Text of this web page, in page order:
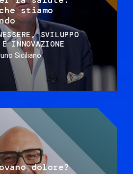
stiamo
SVILUPPO
E INNOVAZIONE
Siciliano
dolore?